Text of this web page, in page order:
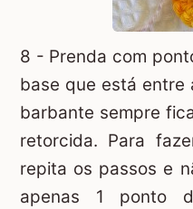
8 - Prenda com
base que está entre
barbante sempre
retorcida. Para
repita os passos e
apenas 1 ponto